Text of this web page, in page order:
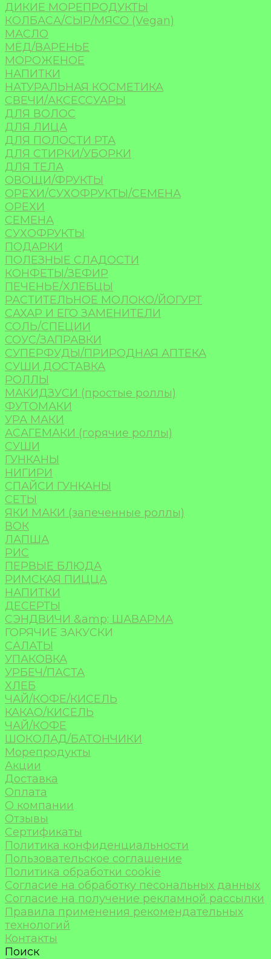
ДИКИЕ МОРЕПРОДУКТЫ
КОЛБАСА/СЫР/МЯСО (Vegan)
МАСЛО
МЁД/ВАРЕНЬЕ
МОРОЖЕНОЕ
НАПИТКИ
НАТУРАЛЬНАЯ КОСМЕТИКА
СВЕЧИ/АКСЕССУАРЫ
ДЛЯ ВОЛОС
ДЛЯ ЛИЦА
ДЛЯ ПОЛОСТИ РТА
ДЛЯ СТИРКИ/УБОРКИ
ДЛЯ ТЕЛА
ОВОЩИ/ФРУКТЫ
ОРЕХИ/СУХОФРУКТЫ/СЕМЕНА
ОРЕХИ
СЕМЕНА
СУХОФРУКТЫ
ПОДАРКИ
ПОЛЕЗНЫЕ СЛАДОСТИ
КОНФЕТЫ/ЗЕФИР
ПЕЧЕНЬЕ/ХЛЕБЦЫ
РАСТИТЕЛЬНОЕ МОЛОКО/ЙОГУРТ
САХАР И ЕГО ЗАМЕНИТЕЛИ
СОЛЬ/СПЕЦИИ
СОУС/ЗАПРАВКИ
СУПЕРФУДЫ/ПРИРОДНАЯ АПТЕКА
СУШИ ДОСТАВКА
РОЛЛЫ
МАКИДЗУСИ (простые роллы)
ФУТОМАКИ
УРА МАКИ
АСАГЕМАКИ (горячие роллы)
СУШИ
ГУНКАНЫ
НИГИРИ
СПАЙСИ ГУНКАНЫ
СЕТЫ
ЯКИ МАКИ (запеченные роллы)
ВОК
ЛАПША
РИС
ПЕРВЫЕ БЛЮДА
РИМСКАЯ ПИЦЦА
НАПИТКИ
ДЕСЕРТЫ
СЭНДВИЧИ &amp; ШАВАРМА
ГОРЯЧИЕ ЗАКУСКИ
САЛАТЫ
УПАКОВКА
УРБЕЧ/ПАСТА
ХЛЕБ
ЧАЙ/КОФЕ/КИСЕЛЬ
КАКАО/КИСЕЛЬ
ЧАЙ/КОФЕ
ШОКОЛАД/БАТОНЧИКИ
Морепродукты
Акции
Доставка
Оплата
О компании
Отзывы
Сертификаты
Политика конфиденциальности
Пользовательское соглашение
Политика обработки cookie
Согласие на обработку песональных данных
Согласие на получение рекламной рассылки
Правила применения рекомендательных
технологий
Контакты
Поиск